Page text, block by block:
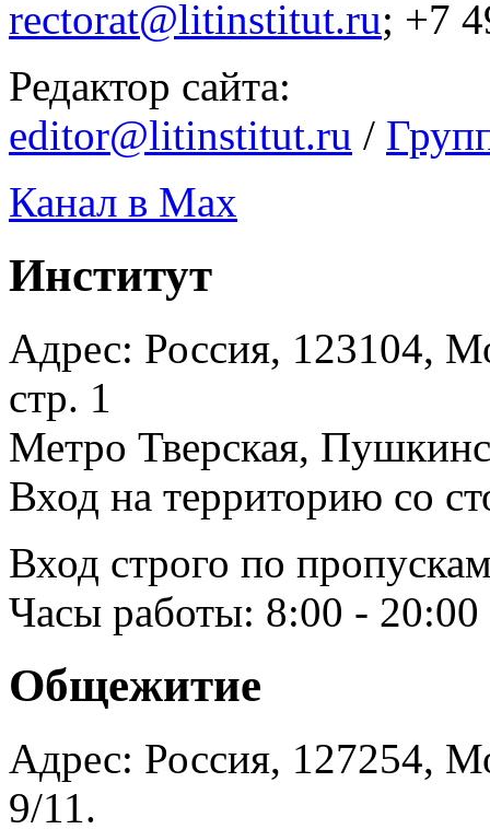
rectorat@litinstitut.ru; +7
Редактор сайта:
editor@litinstitut.ru /
Канал в Max
Институт
Адрес: Россия, 123104,
стр. 1
Метро Тверская,
Вход на территорию со
Вход строго по
Часы работы: 8:00 - 20:00
Общежитие
Адрес: Россия, 127254,
9/11.